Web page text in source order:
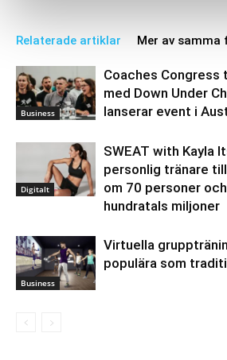
Relaterade artiklar Mer av
Business
Coaches Congress
med Down Under
lanserar event i
Digitalt
SWEAT with Kayla
personlig tränare
om 70 personer
hundratals miljoner
Business
Virtuella
populära som